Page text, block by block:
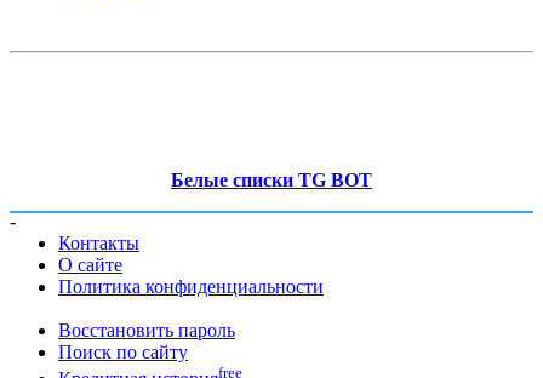
Белые списки TG BOT
-
Контакты
О сайте
Политика конфиденциальности
Восстановить пароль
Поиск по сайту
free